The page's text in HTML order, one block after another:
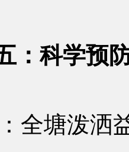
：科学预
：全塘泼洒